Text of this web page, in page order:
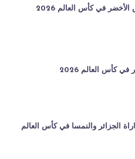
في كأس العالم 2026
كأس العالم 2026
الجزائر والنمسا في كأس العالم